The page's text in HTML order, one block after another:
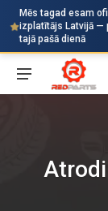
Mēs tagad esam
izplatītājs Latvijā —
tajā pašā dienā
Auto